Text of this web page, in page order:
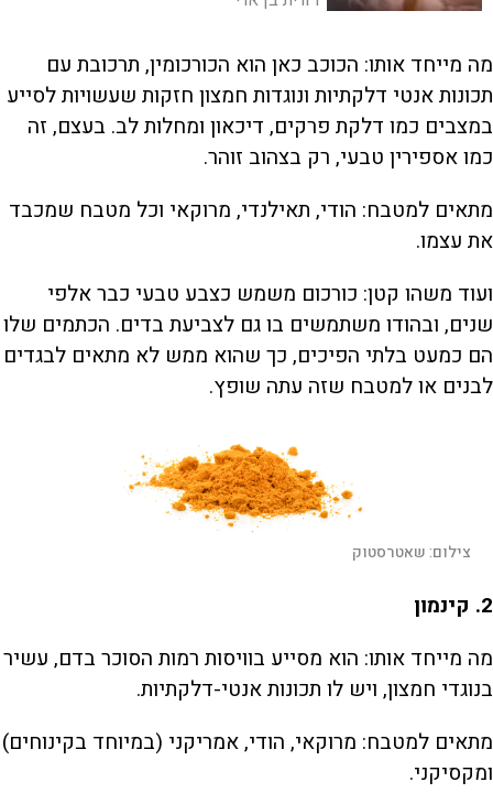
השינה והאכילה – אפשר לעבור את השינוי
מה מייחד אותו: הכוכב כאן הוא הכורכומין, תרכובת עם
תכונות אנטי דלקתיות ונוגדות חמצון חזקות שעשויות לסייע
במצבים כמו דלקת פרקים, דיכאון ומחלות לב. בעצם, זה
כמו אספירין טבעי, רק בצהוב זוהר.
מתאים למטבח: הודי, תאילנדי, מרוקאי וכל מטבח שמכבד
את עצמו.
ועוד משהו קטן: כורכום משמש כצבע טבעי כבר אלפי
שנים, ובהודו משתמשים בו גם לצביעת בדים. הכתמים שלו
הם כמעט בלתי הפיכים, כך שהוא ממש לא מתאים לבגדים
לבנים או למטבח שזה עתה שופץ.
צילום:שאטרסטוק
2. קינמון
מה מייחד אותו: הוא מסייע בוויסות רמות הסוכר בדם, עשיר
בנוגדי חמצון, ויש לו תכונות אנטי-דלקתיות.
מתאים למטבח: מרוקאי, הודי, אמריקני (במיוחד בקינוחים)
ומקסיקני.